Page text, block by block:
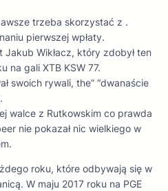
trzeba skorzystać z .
pierwszej wpłaty.
Jakub Wikłacz, który zdobył ten
na gali XTB KSW 77.
swoich rywali, the” “dwanaście
walce z Rutkowskim co prawda
nie pokazał nic wielkiego w
roku, które odbywają się w
W maju 2017 roku na PGE